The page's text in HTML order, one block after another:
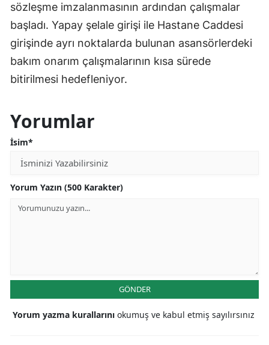
sözleşme imzalanmasının ardından çalışmalar
başladı. Yapay şelale girişi ile Hastane Caddesi
girişinde ayrı noktalarda bulunan asansörlerdeki
bakım onarım çalışmalarının kısa sürede
bitirilmesi hedefleniyor.
Yorumlar
İsim*
Yorum Yazın (500 Karakter)
GÖNDER
Yorum yazma kurallarını okumuş ve kabul etmiş sayılırsınız